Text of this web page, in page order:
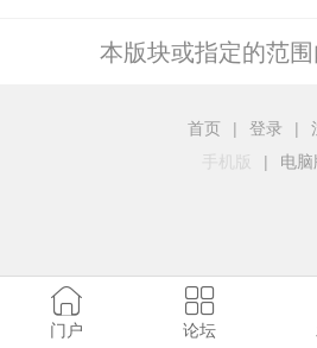
本版块或指定的范
首页 | 登录 |
手机版
| 电脑
门户 论坛